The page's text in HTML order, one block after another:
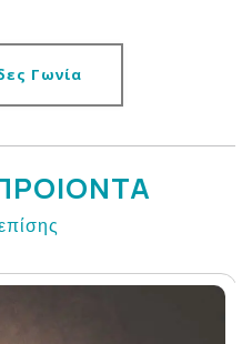
Γωνία